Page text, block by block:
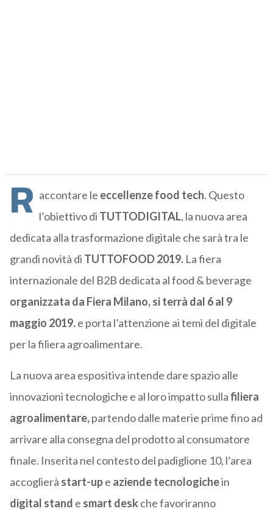
R accontare le eccellenze food tech. Questo
l’obiettivo di TUTTODIGITAL, la nuova area
dedicata alla trasformazione digitale che sarà tra le
grandi novità di TUTTOFOOD 2019. La fiera
internazionale del B2B dedicata al food & beverage
organizzata da Fiera Milano, si terrà dal 6 al 9
maggio 2019.e porta l’attenzione ai temi del digitale
per la filiera agroalimentare.
La nuova area espositiva intende dare spazio alle
innovazioni tecnologiche e al loro impatto sullafiliera
agroalimentare,partendo dalle materie prime fino ad
arrivare alla consegna del prodotto al consumatore
finale. Inserita nel contesto del padiglione 10, l’area
accoglierà start-upe aziende tecnologichein
digital stand e smart deskche favoriranno